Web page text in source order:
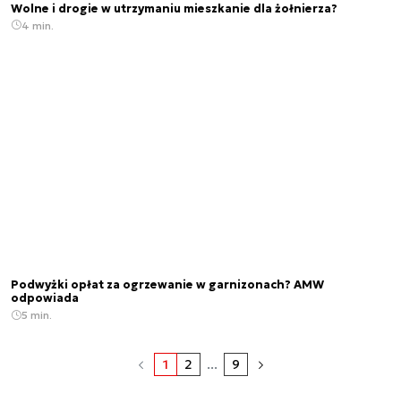
Wolne i drogie w utrzymaniu mieszkanie dla żołnierza?
4 min.
Podwyżki opłat za ogrzewanie w garnizonach? AMW
odpowiada
5 min.
1 2 ... 9